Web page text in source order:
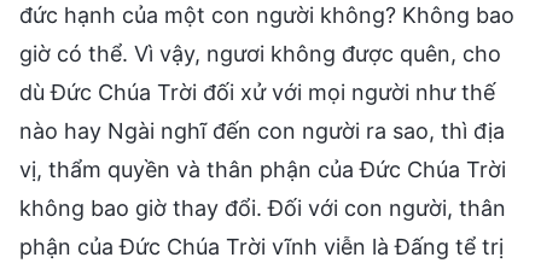
đức hạnh của một con người không? Không bao
giờ có thể. Vì vậy, ngươi không được quên, cho
dù Đức Chúa Trời đối xử với mọi người như thế
nào hay Ngài nghĩ đến con người ra sao, thì địa
vị, thẩm quyền và thân phận của Đức Chúa Trời
không bao giờ thay đổi. Đối với con người, thân
phận của Đức Chúa Trời vĩnh viễn là Đấng tể trị